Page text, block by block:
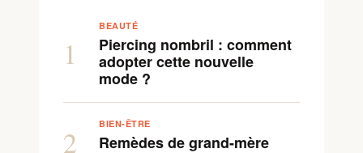
1
BEAUTÉ
Piercing nombril : comment
adopter cette nouvelle
mode ?
2
BIEN-ÊTRE
Remèdes de grand-mère